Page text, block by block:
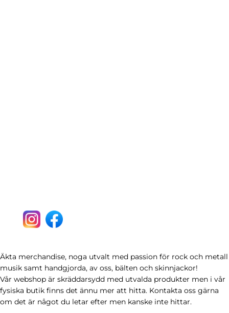
Äkta merchandise, noga utvalt med passion för rock och metall
musik samt handgjorda, av oss, bälten och skinnjackor!
Vår webshop är skräddarsydd med utvalda produkter men i vår
fysiska butik finns det ännu mer att hitta. Kontakta oss gärna
om det är något du letar efter men kanske inte hittar.